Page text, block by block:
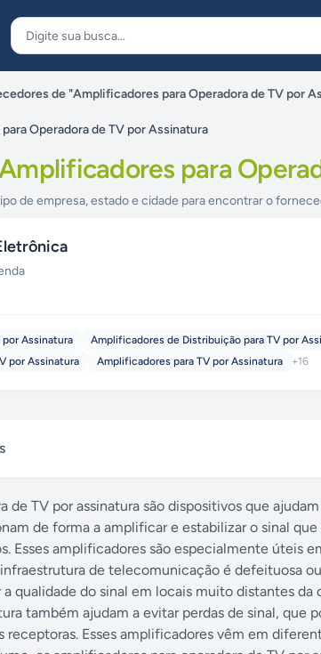
de "Amplificadores para Operadora de TV por
Operadora de TV por Assinatura
para
de empresa, estado e cidade para encontrar o
Assinatura
Amplificadores de Distribuição para TV por
por Assinatura
Amplificadores para TV por Assinatura +16
de TV por assinatura são dispositivos que
de forma a amplificar e estabilizar o sinal
Esses amplificadores são especialmente úteis
de telecomunicação é defeituosa
a qualidade do sinal em locais muito distantes
também ajudam a evitar perdas de sinal, que
receptoras. Esses amplificadores vêm em